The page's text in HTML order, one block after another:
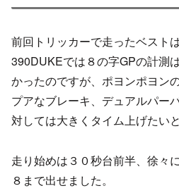
前回トリッカーで走ったベスト
390DUKEでは８の字GPの計測
かったのですが、ポヨンポヨン
プアなブレーキ、デュアルパー
対しては大きくタイム上げたい
走り始めは３０秒台前半、徐々
８まで出せました。